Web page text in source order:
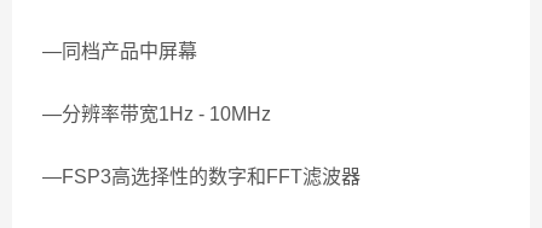
—同档产品中屏幕
—分辨率带宽1Hz - 10MHz
—FSP3高选择性的数字和FFT滤波器